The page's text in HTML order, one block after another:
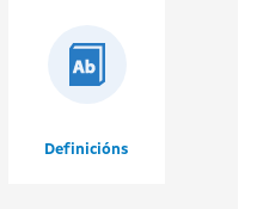
Definicións